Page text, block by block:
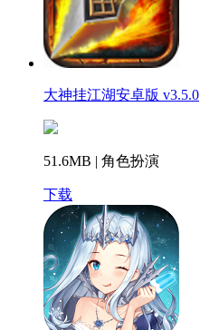
大神挂江湖安卓版 v3.5.0
51.6MB | 角色扮演
下载